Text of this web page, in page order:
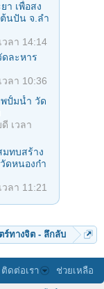
า เพื่อสง
นปัน จ.ลํา
ลา 14:14
ละหาร
ลา 10:36
ปั้มน้ำ วัด
เวลา
ทบสร้าง
ดหนองก๋า
ลา 11:21
ร์ทางจิต - ลึกลับ
ติดต่อเรา ช่วยเหลือ